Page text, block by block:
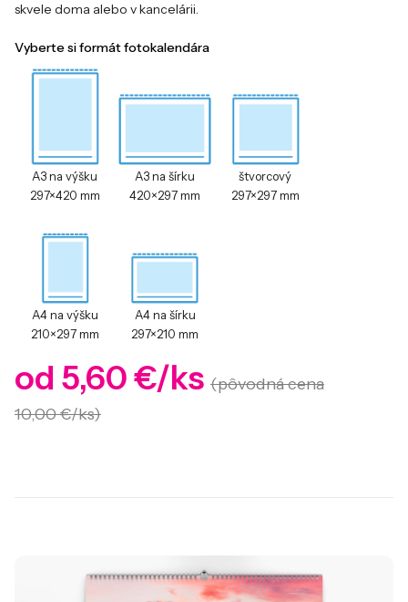
skvele doma alebo v kancelárii.
Vyberte si formát fotokalendára
A3 na výšku
297×420 mm
A3 na šírku
420×297 mm
štvorcový
297×297 mm
A4 na výšku
210×297 mm
A4 na šírku
297×210 mm
od 5,60 €/ks (pôvodná cena
10,00 €/ks)